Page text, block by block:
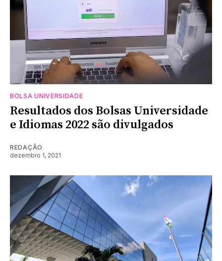
BOLSA UNIVERSIDADE
Resultados dos Bolsas Universidade
e Idiomas 2022 são divulgados
REDAÇÃO
dezembro 1, 2021